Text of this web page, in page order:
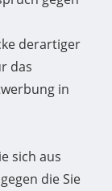
derartiger
das
in
sich aus
die Sie